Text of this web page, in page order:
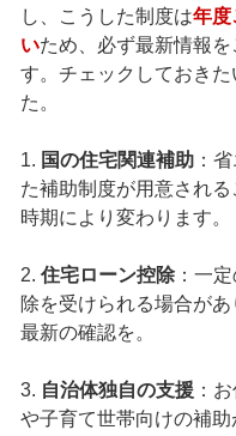
し、こうした制度は年度
いため、必ず最新情報
す。チェックしておき
た。
1. 国の住宅関連補助：省
た補助制度が用意され
時期により変わります。
2. 住宅ローン控除：一
除を受けられる場合が
最新の確認を。
3. 自治体独自の支援：
や子育て世帯向けの補